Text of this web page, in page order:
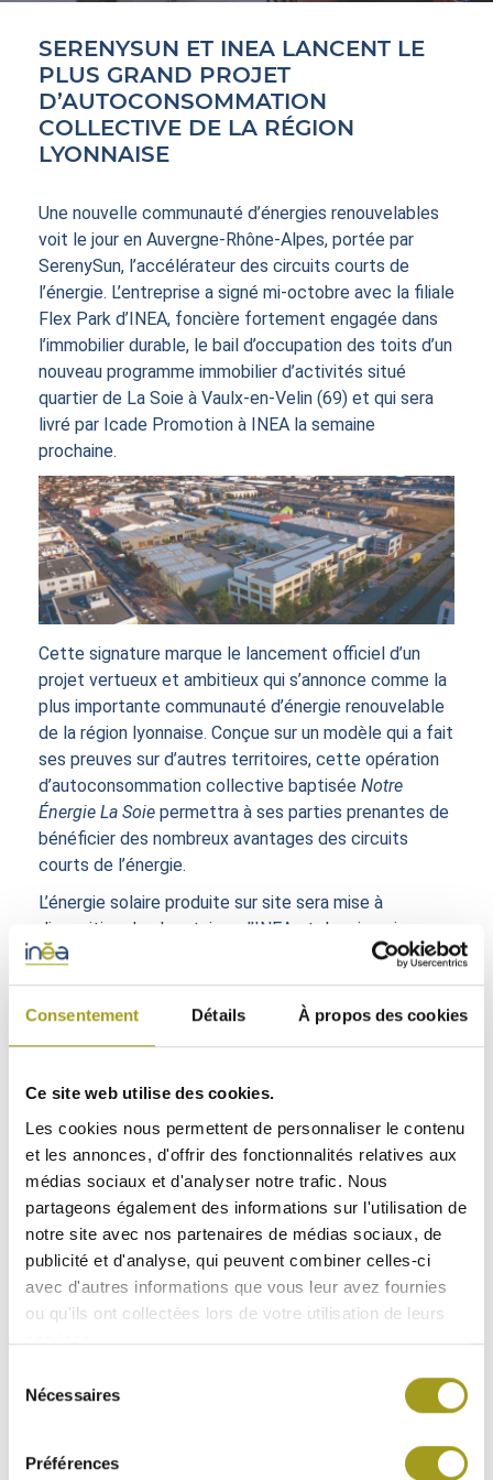
Consentement Détails À propos des cookies
Ce site web utilise des cookies.
Les cookies nous permettent de personnaliser le contenu
et les annonces, d'offrir des fonctionnalités relatives aux
médias sociaux et d'analyser notre trafic. Nous
partageons également des informations sur l'utilisation de
notre site avec nos partenaires de médias sociaux, de
publicité et d'analyse, qui peuvent combiner celles-ci
avec d'autres informations que vous leur avez fournies
ou qu'ils ont collectées lors de votre utilisation de leurs
services.
Nécessaires
Préférences
SERENYSUN ET INEA LANCENT LE
PLUS GRAND PROJET
D’AUTOCONSOMMATION
COLLECTIVE DE LA RÉGION
LYONNAISE
Une nouvelle communauté d’énergies renouvelables
voit le jour en Auvergne-Rhône-Alpes, portée par
SerenySun, l’accélérateur des circuits courts de
l’énergie. L’entreprise a signé mi-octobre avec la filiale
Flex Park d’INEA, foncière fortement engagée dans
l’immobilier durable, le bail d’occupation des toits d’un
nouveau programme immobilier d’activités situé
quartier de La Soie à Vaulx-en-Velin (69) et qui sera
livré par Icade Promotion à INEA la semaine
prochaine.
Cette signature marque le lancement officiel d’un
projet vertueux et ambitieux qui s’annonce comme la
plus importante communauté d’énergie renouvelable
de la région lyonnaise. Conçue sur un modèle qui a fait
ses preuves sur d’autres territoires, cette opération
d’autoconsommation collective baptisée Notre
Énergie La Soie permettra à ses parties prenantes de
bénéficier des nombreux avantages des circuits
courts de l’énergie.
L’énergie solaire produite sur site sera mise à
disposition des locataires d’INEA et des riverains,
qu’ils soient des particuliers ou des professionnels, du
secteur public ou privé. La mise en service de cette
communauté d’énergie renouvelable est prévue au
le potentiel énergétique deNotre Énergie La Soie.
locaux peuvent rejoindre cette opération en
solarisant leurs toitures ou parkings pour participer à
la résilience énergétique du territoire.
INFOS CLÉS DU PROJET
4 centrales photovoltaïques installées
en toitures (mise en service 1er trimestre
2024)
1 530 panneaux photovoltaïques pour 3
l‘équivalent de la consommation annuelle